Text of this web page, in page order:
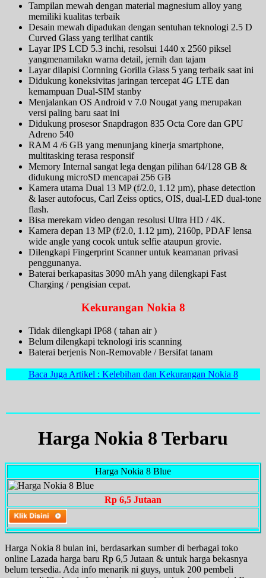
Tampilan mewah dengan material magnesium alloy yang
memiliki kualitas terbaik
Desain mewah dipadukan dengan sentuhan teknologi 2.5 D
Curved Glass yang terlihat cantik
Layar IPS LCD 5.3 inchi, resolsui 1440 x 2560 piksel
yangmenamilakn warna detail, jernih dan tajam
Layar dilapisi Cornning Gorilla Glass 5 yang terbaik saat ini
Didukung koneksivitas jaringan tercepat 4G LTE dan
kemampuan Dual-SIM stanby
Menjalankan OS Android v 7.0 Nougat yang merupakan
versi paling baru saat ini
Didukung prosesor Snapdragon 835 Octa Core dan GPU
Adreno 540
RAM 4 /6 GB yang menunjang kinerja smartphone,
multitasking terasa responsif
Memory Internal sangat lega dengan pilihan 64/128 GB &
didukung microSD mencapai 256 GB
Kamera utama Dual 13 MP (f/2.0, 1.12 µm), phase detection
& laser autofocus, Carl Zeiss optics, OIS, dual-LED dual-tone
flash.
Bisa merekam video dengan resolusi Ultra HD / 4K.
Kamera depan 13 MP (f/2.0, 1.12 µm), 2160p, PDAF lensa
wide angle yang cocok untuk selfie ataupun grovie.
Dilengkapi Fingerprint Scanner untuk keamanan privasi
penggunanya.
Baterai berkapasitas 3090 mAh yang dilengkapi Fast
Charging / pengisian cepat.
Kekurangan Nokia 8
Tidak dilengkapi IP68 ( tahan air )
Belum dilengkapi teknologi iris scanning
Baterai berjenis Non-Removable / Bersifat tanam
Baca Juga Artikel : Kelebihan dan Kekurangan Nokia 8
Harga Nokia 8 Terbaru
Harga Nokia 8 Blue
Rp 6,5 Jutaan
Harga Nokia 8 bulan ini, berdasarkan sumber di berbagai toko
online Lazada harga baru Rp 6,5 Jutaan & untuk harga bekasnya
belum tersedia. Ada info menarik ni guys, untuk 200 pembeli